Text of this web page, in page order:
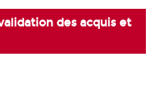
des acquis et